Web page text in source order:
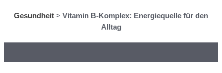
Gesundheit > Vitamin B-Komplex: Energiequelle für den
Alltag